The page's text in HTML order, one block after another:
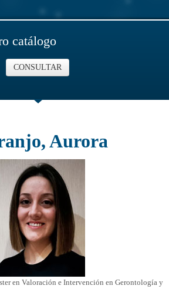
catálogo
CONSULTAR
Aurora
en Valoración e Intervención en Gerontología y